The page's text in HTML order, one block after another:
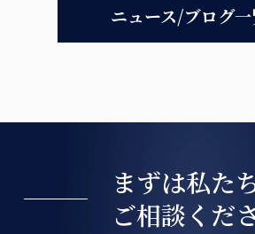
ニュース/ブログ
まずは私た
ご相談くだ